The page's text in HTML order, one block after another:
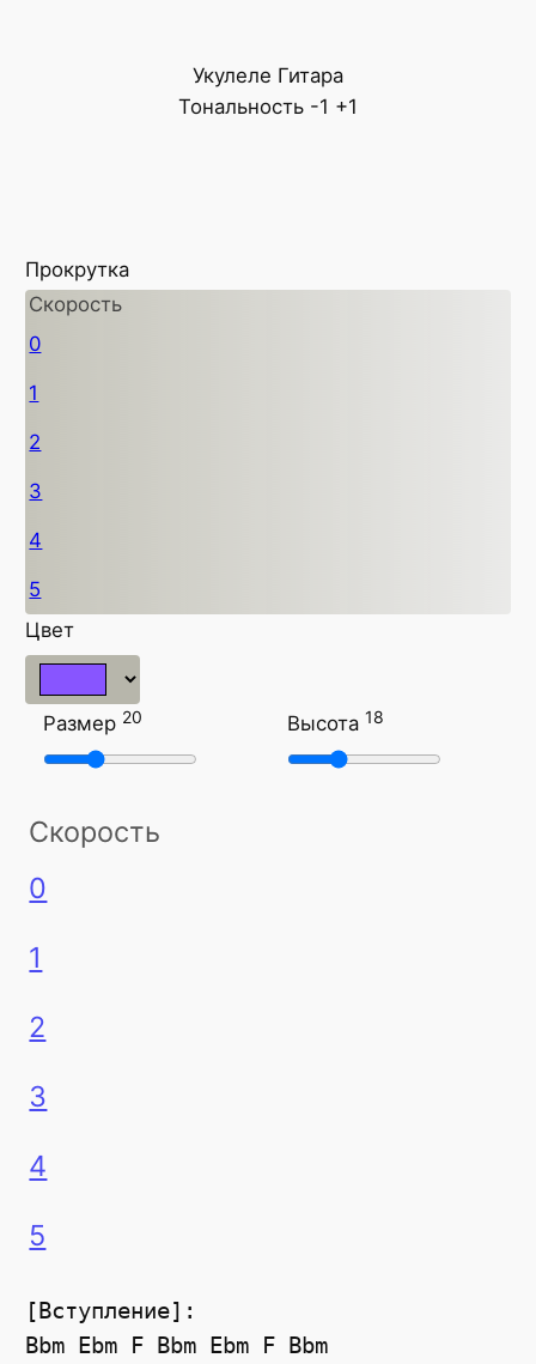
Укулеле Гитара
Тональность -1 +1
Прокрутка
Скорость
0
1
2
3
4
5
Цвет
Размер 20 Высота 18
Скорость
0
1
2
3
4
5
[Вступление]:
Bbm Ebm F Bbm Ebm F Bbm